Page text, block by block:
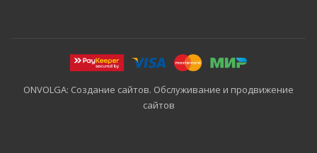
ONVOLGA: Создание сайтов. Обслуживание и продвижение
сайтов